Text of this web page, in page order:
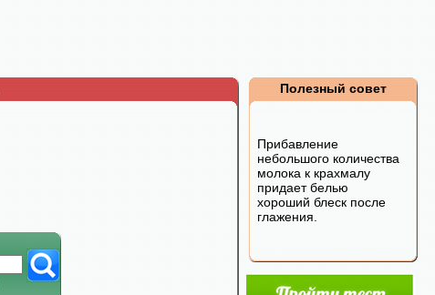
Полезный совет
Прибавление
небольшого количества
молока к крахмалу
придает белью
хороший блеск после
глажения.